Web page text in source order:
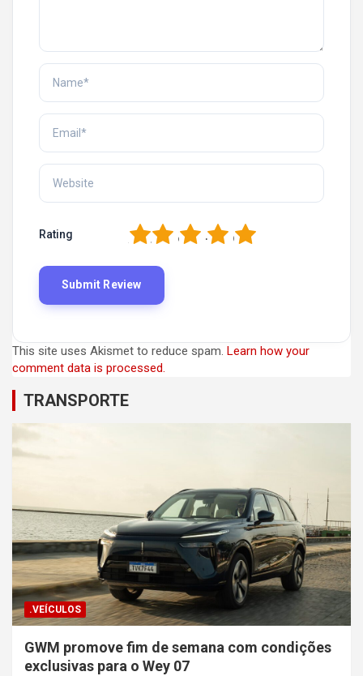
Rating 5
4
3
2
This site uses Akismet to reduce spam. Learn how your
comment data is processed.
TRANSPORTE
.VEÍCULOS
GWM promove fim de semana com condições
exclusivas para o Wey 07